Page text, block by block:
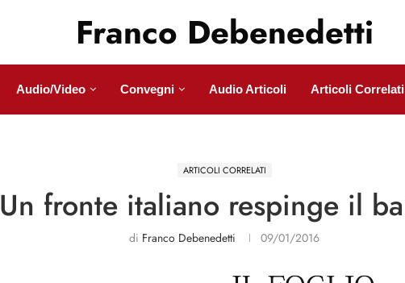
Franco Debenedetti
Audio/Video Convegni Audio Articoli Articoli Correlati
ARTICOLI CORRELATI
Un fronte italiano respinge il
di Franco Debenedetti 09/01/2016